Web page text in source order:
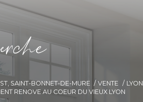
ece
SAINT-BONNET-DE-MURE VENTE LYON
RENOVE AU COEUR DU VIEUX LYON